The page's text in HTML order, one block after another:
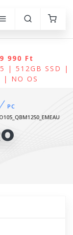
990 Ft
| 512GB SSD |
| NO OS
PC